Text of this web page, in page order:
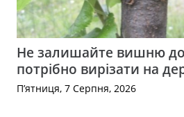
Не залишайте вишню
потрібно вирізати на
П’ятниця, 7 Серпня, 2026